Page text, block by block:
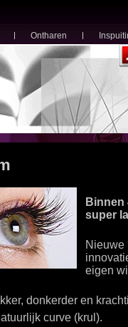
Ontharen
Binnen
super
Nieuwe
eigen
donkerder en
curve (krul).